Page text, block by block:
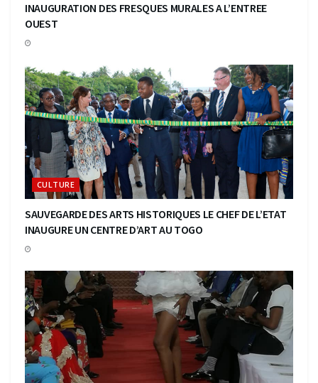
INAUGURATION DES FRESQUES MURALES A L’ENTREE
OUEST
CULTURE
SAUVEGARDE DES ARTS HISTORIQUES LE CHEF DE L’ETAT
INAUGURE UN CENTRE D’ART AU TOGO